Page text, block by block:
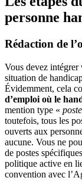
personne
Rédaction de
Vous devez intégrer
situation de
Évidemment, cela
d’emploi où le
mention type «
toutefois, tous les
ouverts aux
aucune. Vous ne
de postes
politique active en
convention avec